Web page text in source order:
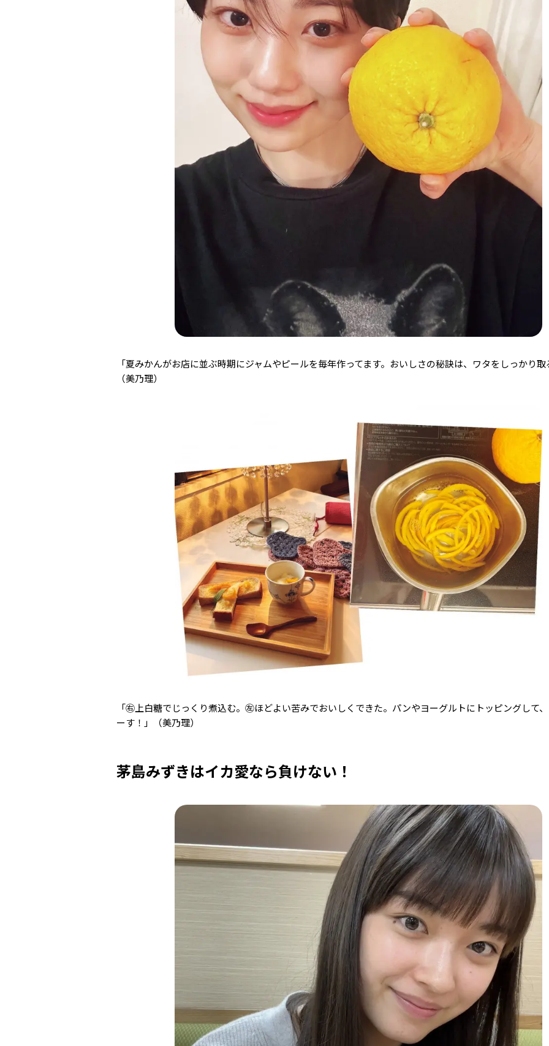
「夏みかんがお店に並ぶ時期にジャムやピールを毎年作ってます。おいしさの秘訣は、ワタをしっかり取
（美乃理）
「㊨上白糖でじっくり煮込む。㊧ほどよい苦みでおいしくできた。パンやヨーグルトにトッピングして
ーす！」（美乃理）
茅島みずきはイカ愛なら負けない！